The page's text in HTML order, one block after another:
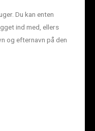
Du kan enten
ind med, ellers
og efternavn på den